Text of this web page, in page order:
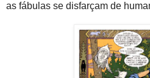
as fábulas se disfarçam de